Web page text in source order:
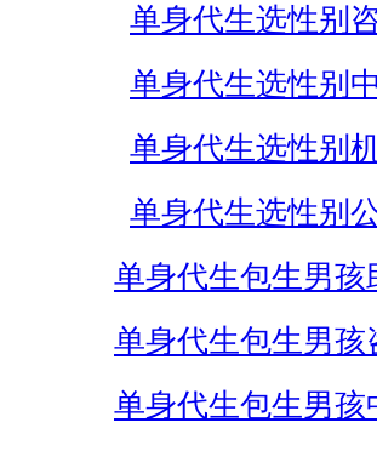
单身代生选性别
单身代生选性别
单身代生选性别
单身代生选性别
单身代生包生男孩
单身代生包生男孩
单身代生包生男孩